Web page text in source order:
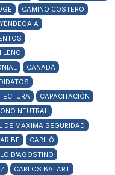
CAMINO COSTERO
CANADÁ
CAPACITACIÓN
NEUTRAL
DE MÁXIMA SEGURIDAD
CARILÓ
D'AGOSTINO
CARLOS BALART